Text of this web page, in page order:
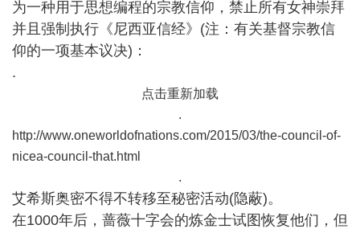
为一种用于思想编程的宗教信仰，禁止所有女神崇拜
并且强制执行《尼西亚信经》(注：有关基督宗教信
仰的一项基本议决)：
.
点击重新加载
.
http://www.oneworldofnations.com/2015/03/the-council-of-
nicea-council-that.html
.
艾希斯奥密不得不转移至秘密活动(隐蔽)。
在1000年后，蔷薇十字会的炼金士试图恢复他们，但